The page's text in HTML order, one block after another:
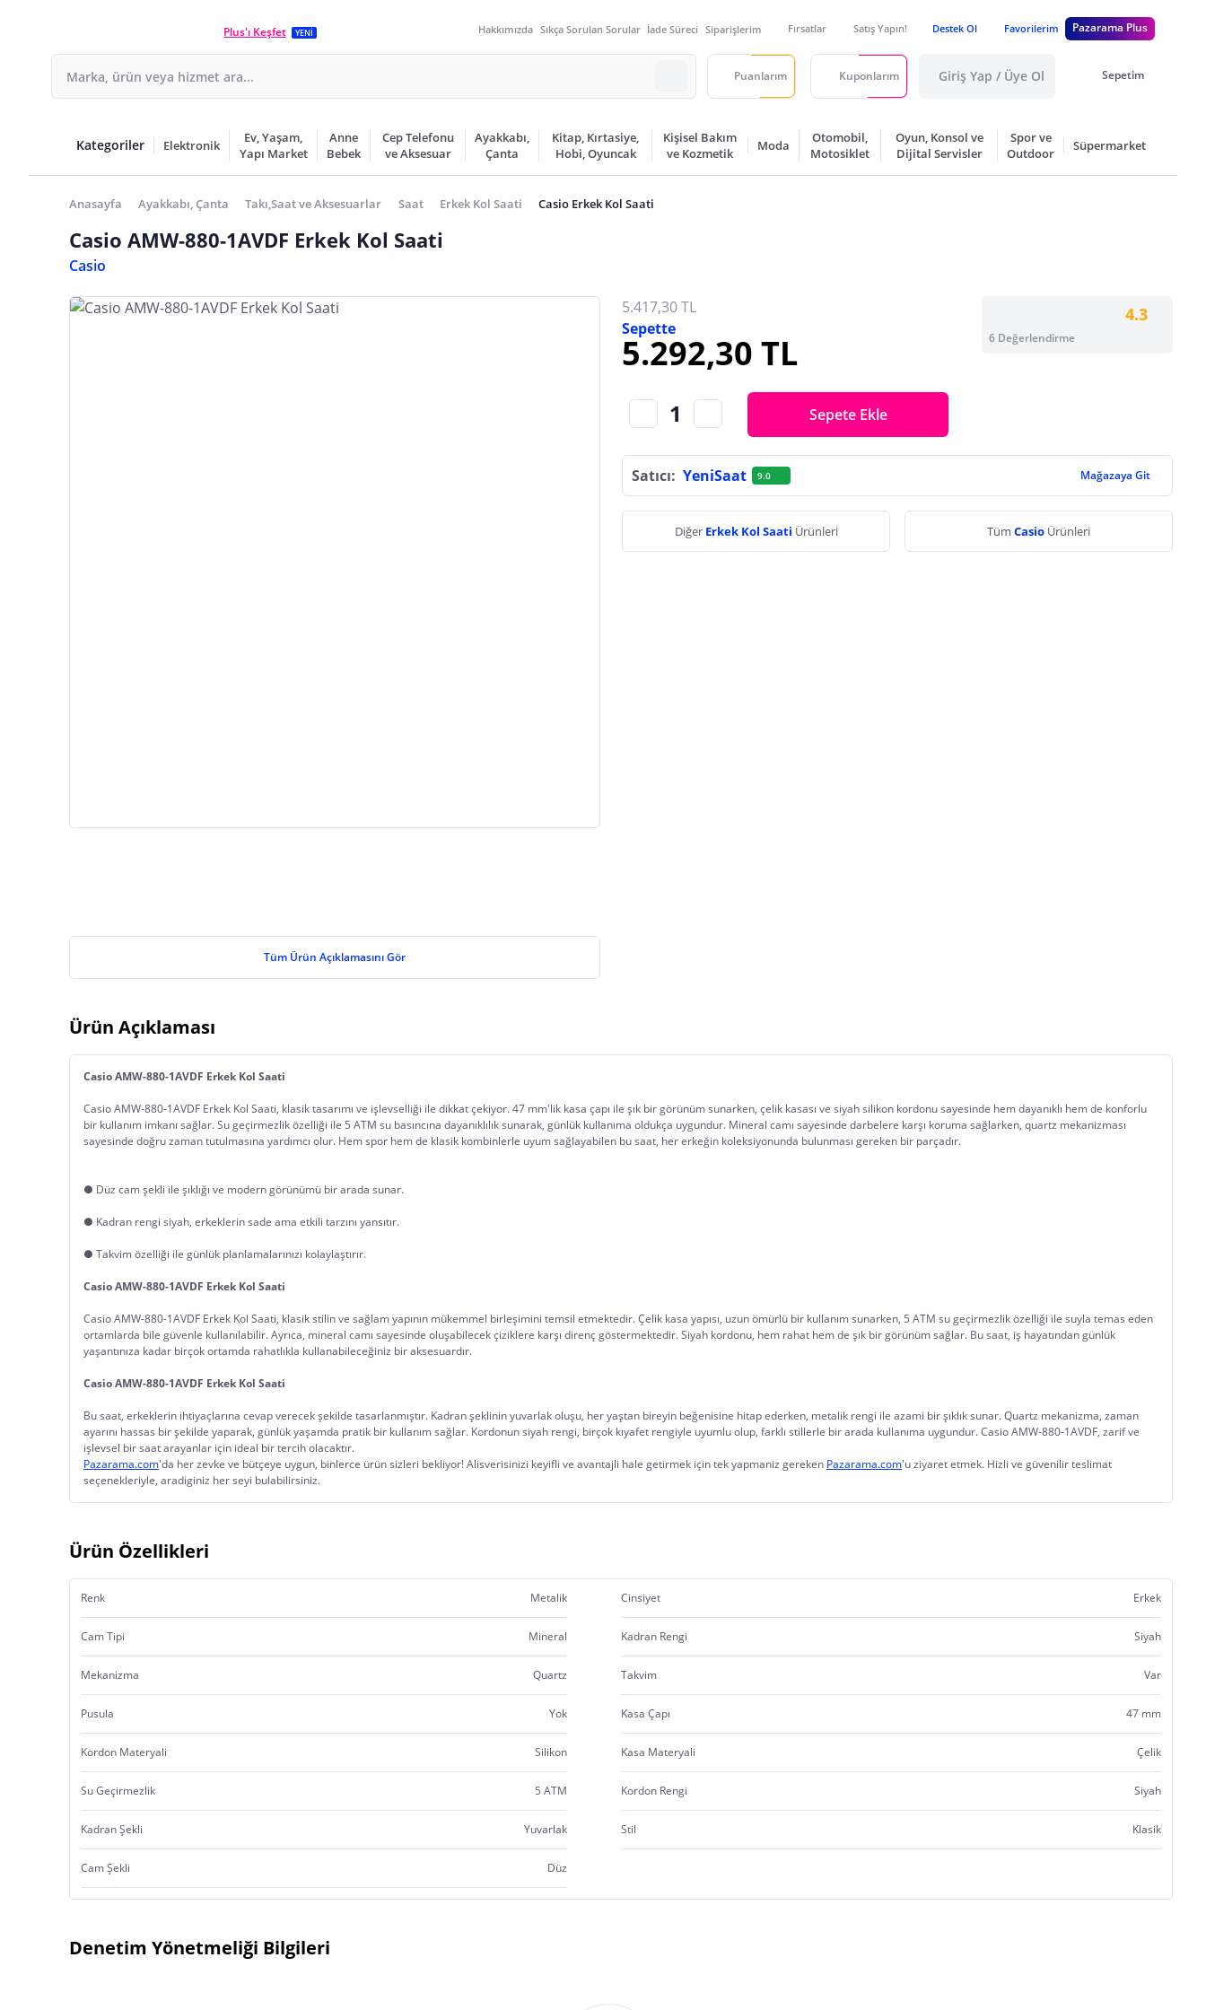
Plus'ı Keşfet YENİ Hakkımızda Sıkça Sorulan Sorular İade Süreci Siparişlerim Fırsatlar Satış Yapın! Destek Ol Favorilerim Pazarama Plus
Puanlarım Kuponlarım Giriş Yap / Üye Ol Sepetim
Kategoriler Elektronik
Ev, Yaşam,
Yapı Market
Anne
Bebek
Cep Telefonu
ve Aksesuar
Ayakkabı,
Çanta
Kitap, Kırtasiye,
Hobi, Oyuncak
Kişisel Bakım
ve Kozmetik
Moda
Otomobil,
Motosiklet
Oyun, Konsol ve
Dijital Servisler
Spor ve
Outdoor
Süpermarket
Anasayfa Ayakkabı, Çanta Takı,Saat ve Aksesuarlar Saat Erkek Kol Saati Casio Erkek Kol Saati
Casio AMW-880-1AVDF Erkek Kol Saati
Casio
Tüm Ürün Açıklamasını Gör
5.417,30 TL
Sepette
5.292,30 TL
4.3
6 Değerlendirme
Sepete Ekle
Satıcı: YeniSaat 9.0 Mağazaya Git
Diğer Erkek Kol Saati Ürünleri Tüm Casio Ürünleri
Ürün Açıklaması
Casio AMW-880-1AVDF Erkek Kol Saati
Casio AMW-880-1AVDF Erkek Kol Saati, klasik tasarımı ve işlevselliği ile dikkat çekiyor. 47 mm'lik kasa çapı ile şık bir görünüm sunarken, çelik kasası ve siyah silikon kordonu sayesinde hem dayanıklı hem de konforlu
bir kullanım imkanı sağlar. Su geçirmezlik özelliği ile 5 ATM su basıncına dayanıklılık sunarak, günlük kullanıma oldukça uygundur. Mineral camı sayesinde darbelere karşı koruma sağlarken, quartz mekanizması
sayesinde doğru zaman tutulmasına yardımcı olur. Hem spor hem de klasik kombinlerle uyum sağlayabilen bu saat, her erkeğin koleksiyonunda bulunması gereken bir parçadır.
● Düz cam şekli ile şıklığı ve modern görünümü bir arada sunar.
● Kadran rengi siyah, erkeklerin sade ama etkili tarzını yansıtır.
● Takvim özelliği ile günlük planlamalarınızı kolaylaştırır.
Casio AMW-880-1AVDF Erkek Kol Saati
Casio AMW-880-1AVDF Erkek Kol Saati, klasik stilin ve sağlam yapının mükemmel birleşimini temsil etmektedir. Çelik kasa yapısı, uzun ömürlü bir kullanım sunarken, 5 ATM su geçirmezlik özelliği ile suyla temas eden
ortamlarda bile güvenle kullanılabilir. Ayrıca, mineral camı sayesinde oluşabilecek çiziklere karşı direnç göstermektedir. Siyah kordonu, hem rahat hem de şık bir görünüm sağlar. Bu saat, iş hayatından günlük
yaşantınıza kadar birçok ortamda rahatlıkla kullanabileceğiniz bir aksesuardır.
Casio AMW-880-1AVDF Erkek Kol Saati
Bu saat, erkeklerin ihtiyaçlarına cevap verecek şekilde tasarlanmıştır. Kadran şeklinin yuvarlak oluşu, her yaştan bireyin beğenisine hitap ederken, metalik rengi ile azami bir şıklık sunar. Quartz mekanizma, zaman
ayarını hassas bir şekilde yaparak, günlük yaşamda pratik bir kullanım sağlar. Kordonun siyah rengi, birçok kıyafet rengiyle uyumlu olup, farklı stillerle bir arada kullanıma uygundur. Casio AMW-880-1AVDF, zarif ve
işlevsel bir saat arayanlar için ideal bir tercih olacaktır.
Pazarama.com'da her zevke ve bütçeye uygun, binlerce ürün sizleri bekliyor! Alisverisinizi keyifli ve avantajli hale getirmek için tek yapmaniz gereken Pazarama.com'u ziyaret etmek. Hizli ve güvenilir teslimat
seçenekleriyle, aradiginiz her seyi bulabilirsiniz.
Ürün Özellikleri
Renk Metalik Cinsiyet Erkek
Cam Tipi Mineral Kadran Rengi Siyah
Mekanizma Quartz Takvim Var
Pusula Yok Kasa Çapı 47 mm
Kordon Materyali Silikon Kasa Materyali Çelik
Su Geçirmezlik 5 ATM Kordon Rengi Siyah
Kadran Şekli Yuvarlak Stil Klasik
Cam Şekli Düz
Denetim Yönetmeliği Bilgileri